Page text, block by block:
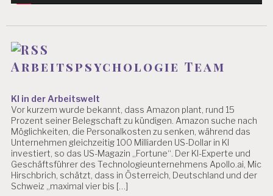
O
L
E
A
R
B
EI
T
S
P
Arbeitspsychologie Team
KI in der Arbeitswelt
Vor kurzem wurde bekannt, dass Amazon plant, rund 15
Prozent seiner Belegschaft zu kündigen. Amazon suche nach
Möglichkeiten, die Personalkosten zu senken, während das
Unternehmen gleichzeitig 100 Milliarden US-Dollar in KI
investiert, so das US-Magazin „Fortune“. Der KI-Experte und
Geschäftsführer des Technologieunternehmens Apollo.ai, Mic
Hirschbrich, schätzt, dass in Österreich, Deutschland und der
Schweiz „maximal vier bis […]